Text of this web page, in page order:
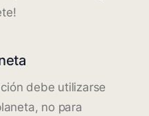
debe utilizarse
no para